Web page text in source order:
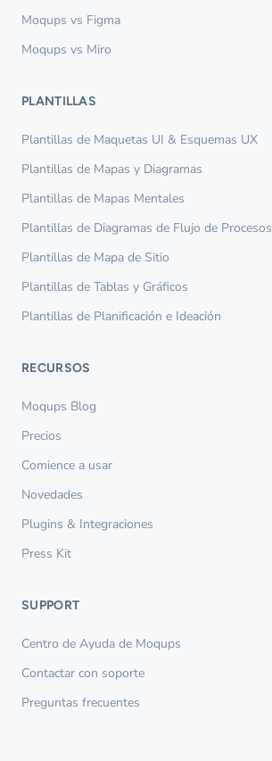
Moqups vs Figma
Moqups vs Miro
PLANTILLAS
Plantillas de Maquetas UI & Esquemas UX
Plantillas de Mapas y Diagramas
Plantillas de Mapas Mentales
Plantillas de Diagramas de Flujo de Procesos
Plantillas de Mapa de Sitio
Plantillas de Tablas y Gráficos
Plantillas de Planificación e Ideación
RECURSOS
Moqups Blog
Precios
Comience a usar
Novedades
Plugins & Integraciones
Press Kit
SUPPORT
Centro de Ayuda de Moqups
Contactar con soporte
Preguntas frecuentes